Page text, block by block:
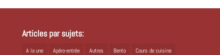
Articles par sujets:
A la une Apéro-entrée Autres Bento Cours de cuisine